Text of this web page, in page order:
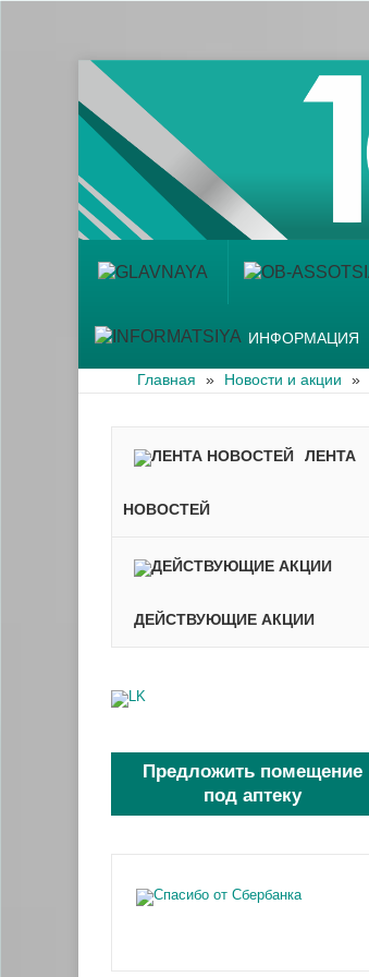
Об ассоциации
Наши аптеки
Новости и акции
Информация
ИНФОРМАЦИЯ
Главная » Новости и акции »
ЛЕНТА
НОВОСТЕЙ
ДЕЙСТВУЮЩИЕ АКЦИИ
Предложить помещение
под аптеку